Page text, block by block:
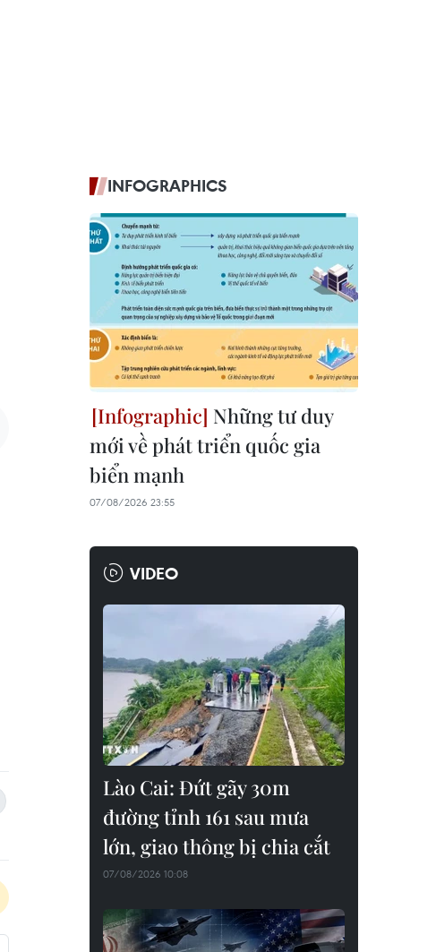
INFOGRAPHICS
Những tư duy
mới về phát triển quốc gia
biển mạnh
07/08/2026 23:55
VIDEO
Lào Cai: Đứt gãy 30m
đường tỉnh 161 sau mưa
lớn, giao thông bị chia cắt
07/08/2026 10:08